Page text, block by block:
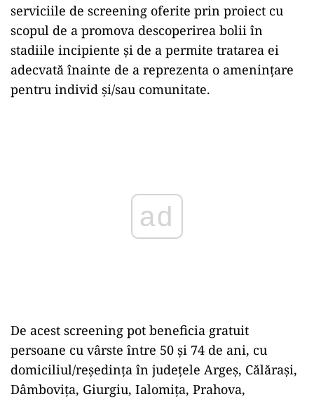
serviciile de screening oferite prin proiect cu
scopul de a promova descoperirea bolii în
stadiile incipiente şi de a permite tratarea ei
adecvată înainte de a reprezenta o ameninţare
pentru individ şi/sau comunitate.
De acest screening pot beneficia gratuit
persoane cu vârste între 50 și 74 de ani, cu
domiciliul/reședința în județele Argeș, Călărași,
Dâmbovița, Giurgiu, Ialomița, Prahova,